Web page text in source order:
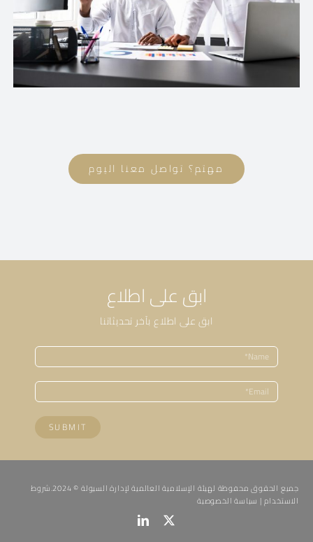
مهتم؟ تواصل معنا اليوم
ابق على اطلاع
ابق على اطلاع بآخر تحديثاتنا
SUBMIT
جميع الحقوق محفوظة لهيئة الإسلامية العالمية لإدارة السيولة © 2024.
شروط
الاستخدام | سياسة الخصوصية